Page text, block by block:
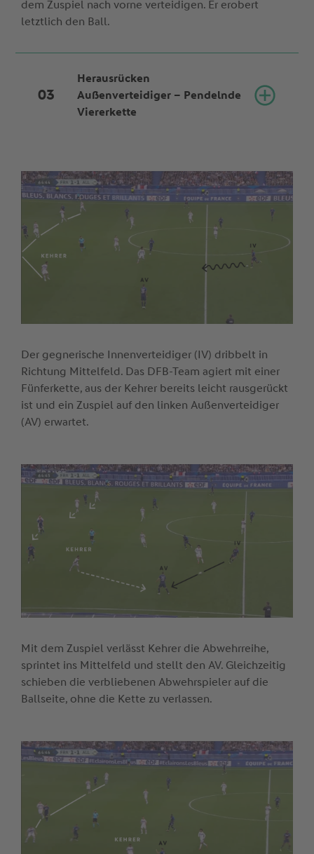
dem Zuspiel nach vorne verteidigen. Er erobert
letztlich den Ball.
Herausrücken
Außenverteidiger – Pendelnde
Viererkette
Der gegnerische Innenverteidiger (IV) dribbelt in
Richtung Mittelfeld. Das DFB-Team agiert mit einer
Fünferkette, aus der Kehrer bereits leicht rausgerückt
ist und ein Zuspiel auf den linken Außenverteidiger
(AV) erwartet.
Mit dem Zuspiel verlässt Kehrer die Abwehrreihe,
sprintet ins Mittelfeld und stellt den AV. Gleichzeitig
schieben die verbliebenen Abwehrspieler auf die
Ballseite, ohne die Kette zu verlassen.